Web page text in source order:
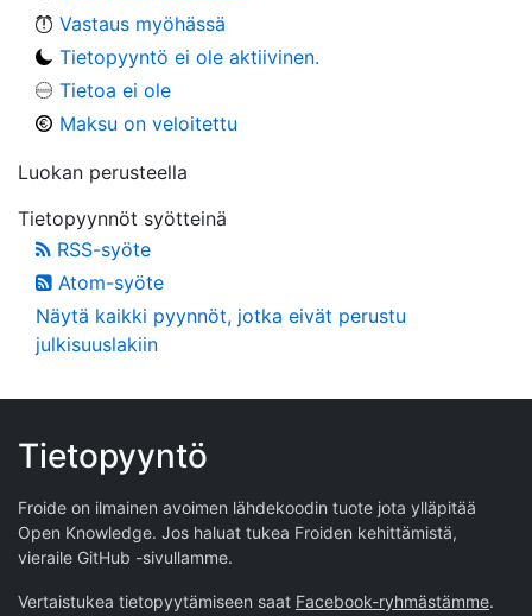
Vastaus myöhässä
Tietopyyntö ei ole aktiivinen.
Tietoa ei ole
Maksu on veloitettu
Luokan perusteella
Tietopyynnöt syötteinä
RSS-syöte
Atom-syöte
Näytä kaikki pyynnöt, jotka eivät perustu
julkisuuslakiin
Tietopyyntö
Froide on ilmainen avoimen lähdekoodin tuote jota ylläpitää
Open Knowledge. Jos haluat tukea Froiden kehittämistä,
vieraile GitHub -sivullamme.
Vertaistukea tietopyytämiseen saat Facebook-ryhmästämme.